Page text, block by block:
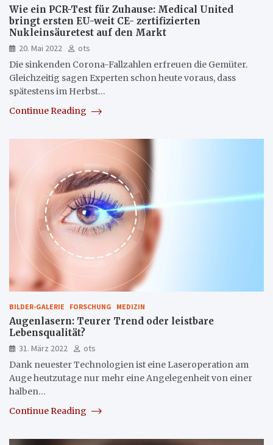
Wie ein PCR-Test für Zuhause: Medical United
bringt ersten EU-weit CE- zertifizierten
Nukleinsäuretest auf den Markt
20. Mai 2022
ots
Die sinkenden Corona-Fallzahlen erfreuen die Gemüter.
Gleichzeitig sagen Experten schon heute voraus, dass
spätestens im Herbst…
Continue Reading
BILDER-GALERIE FORSCHUNG MEDIZIN
Augenlasern: Teurer Trend oder leistbare
Lebensqualität?
31. März 2022
ots
Dank neuester Technologien ist eine Laseroperation am
Auge heutzutage nur mehr eine Angelegenheit von einer
halben…
Continue Reading